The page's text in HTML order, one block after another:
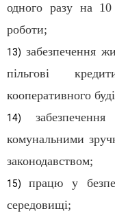
одного разу на 10
роботи;
13) забезпечення
пільгові
кооперативного
14)
комунальними
законодавством;
15) працю у
середовищі;